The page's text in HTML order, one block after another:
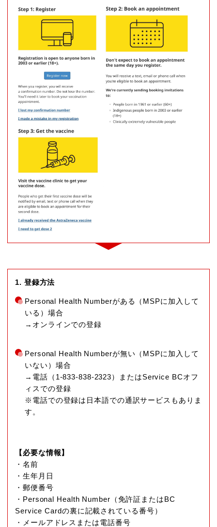
1. 登録方法
Personal Health Numberがある（MSPに加入して
いる）場合
→オンラインでの登録
Personal Health Numberが無い（MSPに加入して
いない）場合
→電話（1-833-838-2323）またはService BCオフ
ィスでの登録
※電話での登録は日本語での通訳サービスもありま
す。
【必要な情報】
・名前
・生年月日
・郵便番号
・Personal Health Number（免許証またはBC
Service Cardの裏に記載されている番号）
・メールアドレスまたは電話番号